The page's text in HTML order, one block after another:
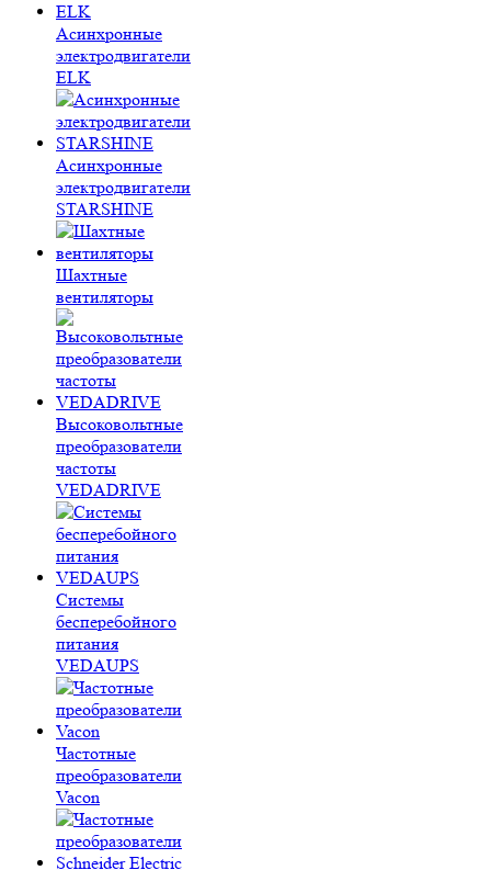
Асинхронные
электродвигатели
ELK
Асинхронные
электродвигатели
STARSHINE
Шахтные
вентиляторы
Высоковольтные
преобразователи
частоты
VEDADRIVE
Системы
бесперебойного
питания
VEDAUPS
Частотные
преобразователи
Vacon